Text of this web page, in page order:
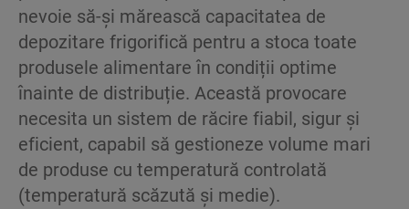
nevoie să-și mărească capacitatea de
depozitare frigorifică pentru a stoca toate
produsele alimentare în condiții optime
înainte de distribuție. Această provocare
necesita un sistem de răcire fiabil, sigur și
eficient, capabil să gestioneze volume mari
de produse cu temperatură controlată
(temperatură scăzută și medie).